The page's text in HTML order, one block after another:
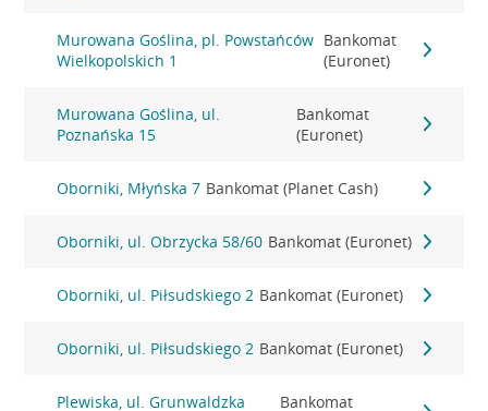
Murowana Goślina, pl. Powstańców
Wielkopolskich 1
Bankomat
(Euronet)
Murowana Goślina, ul.
Poznańska 15
Bankomat
(Euronet)
Oborniki, Młyńska 7 Bankomat (Planet Cash)
Oborniki, ul. Obrzycka 58/60 Bankomat (Euronet)
Oborniki, ul. Piłsudskiego 2 Bankomat (Euronet)
Oborniki, ul. Piłsudskiego 2 Bankomat (Euronet)
Plewiska, ul. Grunwaldzka
Bankomat